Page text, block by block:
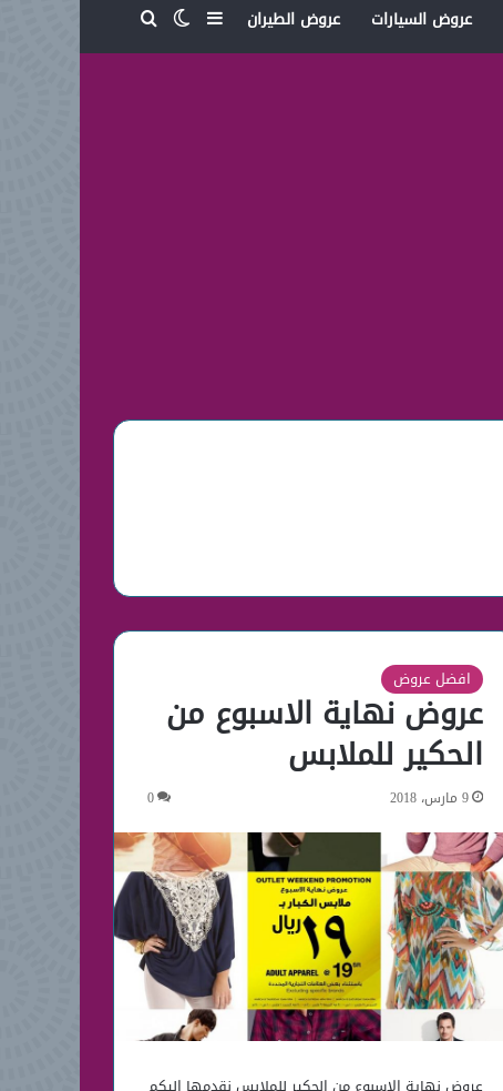
عروض السيارات عروض الطيران إضافة عمود جانبي
الوضع المظلم
بحث عن
افضل عروض
عروض نهاية الاسبوع من
الحكير للملابس
9 مارس، 2018 0